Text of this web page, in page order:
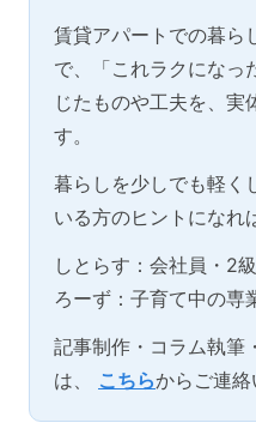
賃貸アパートでの暮ら
で、「これラクになっ
じたものや工夫を、実
す。
暮らしを少しでも軽く
いる方のヒントになれ
しとらす：会社員・2
ろーず：子育て中の専
記事制作・コラム執筆
は、 こちらからご連絡